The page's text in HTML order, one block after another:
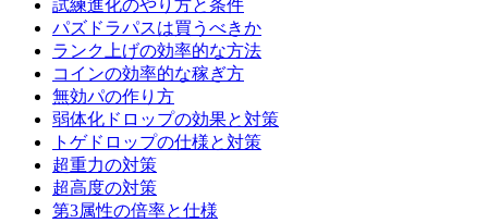
試練進化のやり方と条件
パズドラパスは買うべきか
ランク上げの効率的な方法
コインの効率的な稼ぎ方
無効パの作り方
弱体化ドロップの効果と対策
トゲドロップの仕様と対策
超重力の対策
超高度の対策
第3属性の倍率と仕様